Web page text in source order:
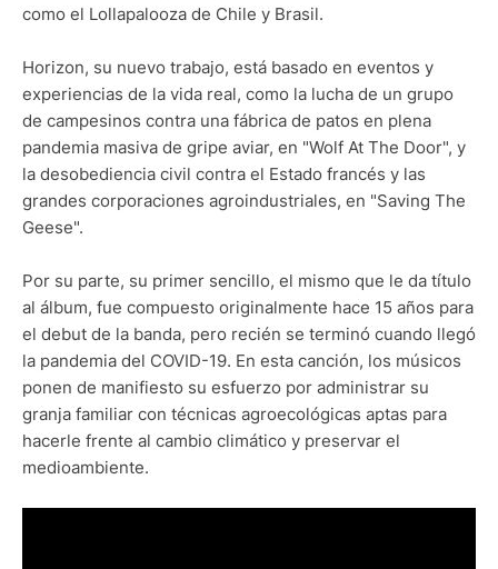
como el Lollapalooza de Chile y Brasil.
Horizon, su nuevo trabajo, está basado en eventos y
experiencias de la vida real, como la lucha de un grupo
de campesinos contra una fábrica de patos en plena
pandemia masiva de gripe aviar, en "Wolf At The Door", y
la desobediencia civil contra el Estado francés y las
grandes corporaciones agroindustriales, en "Saving The
Geese".
Por su parte, su primer sencillo, el mismo que le da título
al álbum, fue compuesto originalmente hace 15 años para
el debut de la banda, pero recién se terminó cuando llegó
la pandemia del COVID-19. En esta canción, los músicos
ponen de manifiesto su esfuerzo por administrar su
granja familiar con técnicas agroecológicas aptas para
hacerle frente al cambio climático y preservar el
medioambiente.